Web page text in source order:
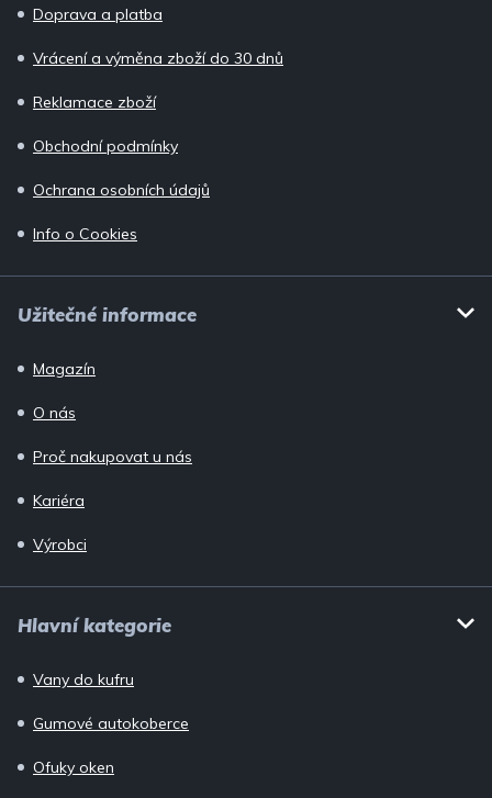
Doprava a platba
Vrácení a výměna zboží do 30 dnů
Reklamace zboží
Obchodní podmínky
Ochrana osobních údajů
Info o Cookies
Užitečné informace
Magazín
O nás
Proč nakupovat u nás
Kariéra
Výrobci
Hlavní kategorie
Vany do kufru
Gumové autokoberce
Ofuky oken